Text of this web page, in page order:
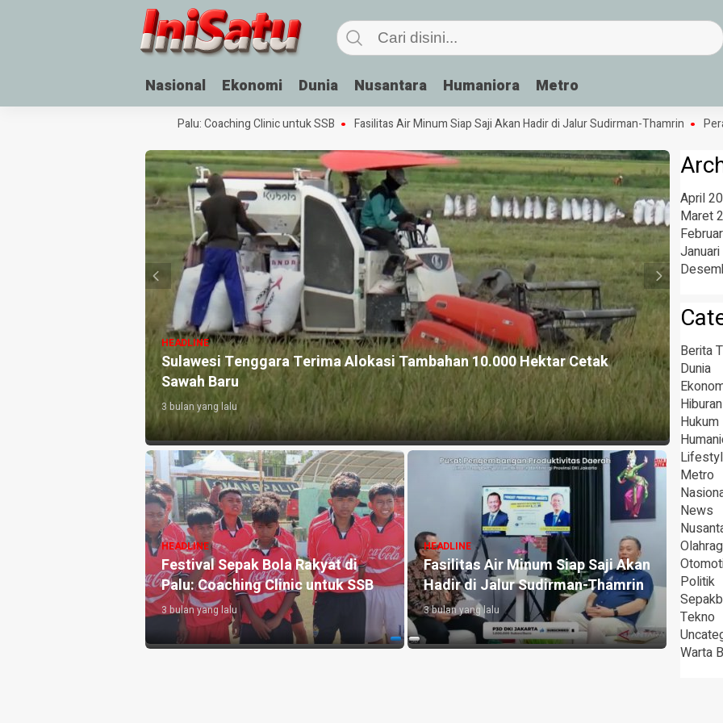
Nasional Ekonomi Dunia Nusantara Humaniora Metro
Festival Sepak Bola Rakyat di Palu: Coaching Clinic untuk SSB Fasilitas Air Minum Siap Saji Akan Hadir di Jalur Sudirman-Thamrin Peran
HEADLINE
Sulawesi Tenggara Terima Alokasi Tambahan 10.000 Hektar Cetak
Sawah Baru
3 bulan yang lalu
HEADLINE
Festival Sepak Bola Rakyat di
Palu: Coaching Clinic untuk SSB
3 bulan yang lalu
HEADLINE
Fasilitas Air Minum Siap Saji Akan
Hadir di Jalur Sudirman-Thamrin
3 bulan yang lalu
3 bulan
3 bulan
April
Maret
Berita
Dunia
Hiburan
Hukum
Metro
News
Politik
Tekno
Warta